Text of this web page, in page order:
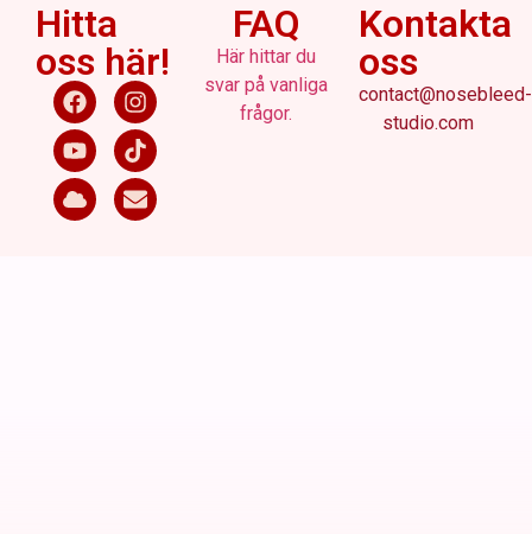
FAQ
Här hittar du
svar på vanliga
frågor.
Hitta
oss här!
Kontakta
oss
contact@nosebleed-
studio.com